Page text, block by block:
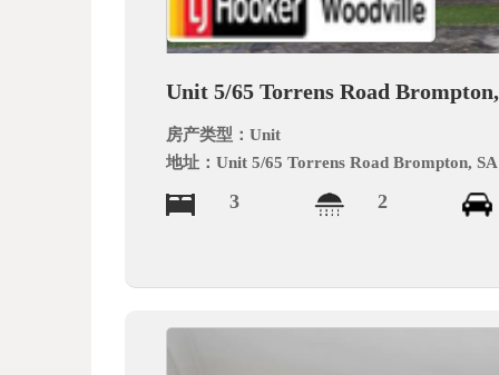
Unit 5/65 Torrens Road
房产类型：Unit
地址：Unit 5/65 Torrens Road Brompton,
3 2